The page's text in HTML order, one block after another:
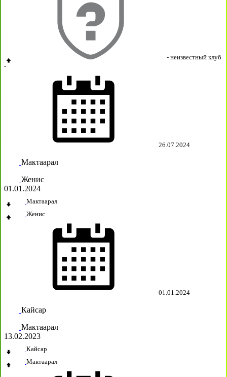
- неизвестный клуб
-
26.07.2024
Мактаарал
Женис
01.01.2024
Мактаарал
Женис
01.01.2024
Кайсар
Мактаарал
13.02.2023
Кайсар
Мактаарал